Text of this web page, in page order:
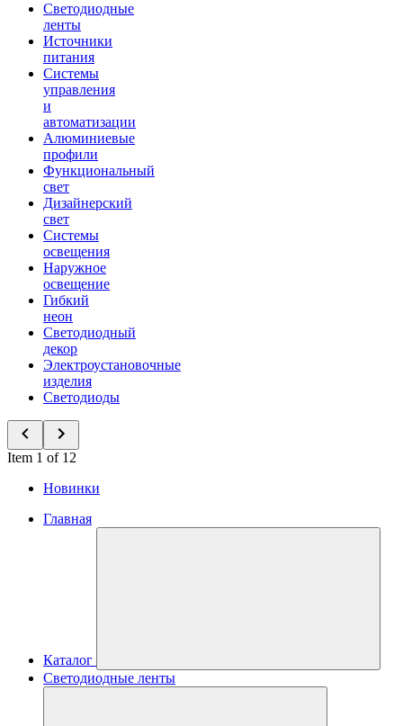
Светодиодные
ленты
Источники
питания
Системы
управления
и
автоматизации
Алюминиевые
профили
Функциональный
свет
Дизайнерский
свет
Системы
освещения
Наружное
освещение
Гибкий
неон
Светодиодный
декор
Электроустановочные
изделия
Светодиоды
Item 1 of 12
Новинки
Главная
Каталог
Светодиодные ленты